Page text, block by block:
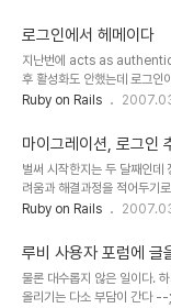
돌려주고자 했으나 저런 에러
오는거다. 어디를 고쳐야할지
지우고 까는게 아니라 다른
돌아가더라 그때는 버전이라
로그인에서 헤메이다
지난번에 acts as
후 활성화도 안했는데 로그인
고 하면 아무말도 없이 로그인
http://
는 위키에 가보니
그램들이 있네.. 너무 정리가
있고, 레일스에서의 로그인에
Ruby on Rails
마이그레이션, 로그인
벌써 시작한지는 두 달째인데
려움과 해결과정을 적어두기
지고 'Ruby on Rails 초고속
니 (rake migrate ) 겁이 덜컥
일인데, SQL문으로 create
하나 마이그레이션 화일은 버
차원이 좀 다르다.} 이미 만들
Ruby on Rails
루비 사용자 포럼에 글
물론 대수롭지 않은 일이다.
올리기는 다소 부담이 간다 --